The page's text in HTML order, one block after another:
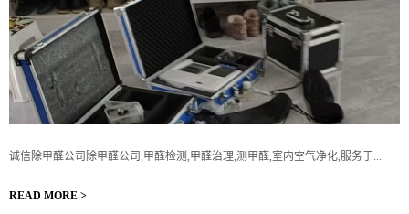
诚信除甲醛公司除甲醛公司,甲醛检测,甲醛治理,测甲醛,室内空气净化,服务于...
READ MORE >